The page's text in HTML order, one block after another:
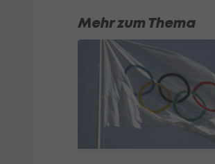
Mehr zum Thema